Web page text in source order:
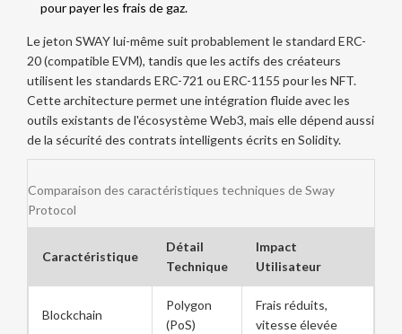
pour payer les frais de gaz.
Le jeton SWAY lui-même suit probablement le standard ERC-
20(compatible EVM), tandis que les actifs des créateurs
utilisent les standards ERC-721 ou ERC-1155 pour les NFT.
Cette architecture permet une intégration fluide avec les
outils existants de l'écosystème Web3, mais elle dépend aussi
de la sécurité des contrats intelligents écrits en Solidity.
Comparaison des caractéristiques techniques de Sway
Protocol
Caractéristique
Détail
Technique
Impact
Utilisateur
Blockchain
Polygon
(PoS)
Frais réduits,
vitesse élevée